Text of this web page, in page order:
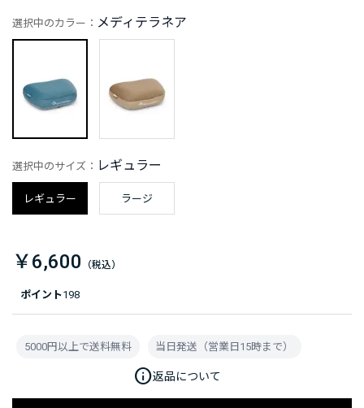
ポイント198
選択中のカラー： メディテラネア
選択中のサイズ： レギュラー
レギュラー ラージ
￥6,600
5000円以上で送料無料 当日発送（営業日15時まで）
info返品について